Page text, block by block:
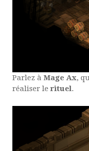
Parlez à Mage Ax,
réaliser lerituel.